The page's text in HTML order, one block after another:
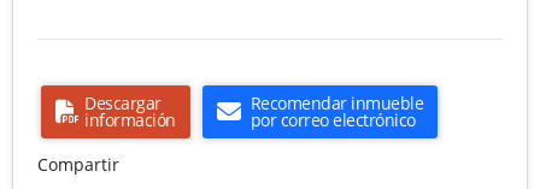
Descargar
información
Recomendar inmueble
por correo electrónico
Compartir